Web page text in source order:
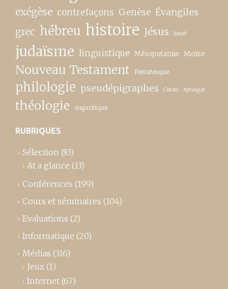
exégèse contrefaçons Genèse Évangiles
grec hébreu histoire Jésus Josué
judaïsme linguistique Mésopotamie Moïse
Nouveau Testament Pentateuque
philologie pseudépigraphes Coran syriaque
théologie ougaritique
RUBRIQUES
Sélection (83)
At a glance (13)
Conférences (199)
Cours et séminaires (104)
Evaluations (2)
Informatique (20)
Médias (316)
Jeux (1)
Internet (67)